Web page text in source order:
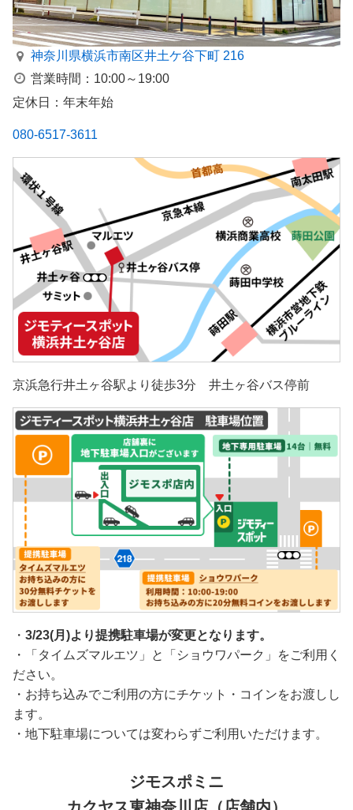
神奈川県横浜市南区井⼟ケ⾕下町 216
営業時間：10:00～19:00
定休日：年末年始
080-6517-3611
京浜急行井土ヶ谷駅より徒歩3分 井土ヶ谷バス停前
・ 3/23(月)より提携駐車場が変更となります。
・「タイムズマルエツ」と「ショウワパーク」をご利用く
ださい。
・お持ち込みでご利用の方にチケット・コインをお渡しし
ます。
・地下駐車場については変わらずご利用いただけます。
ジモスポミニ